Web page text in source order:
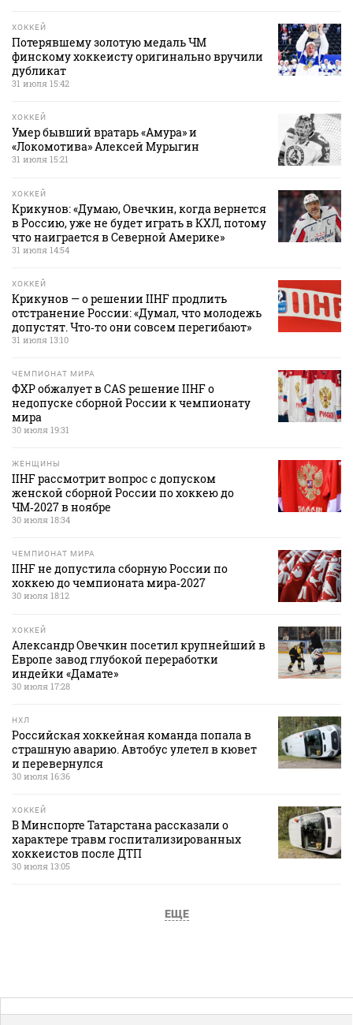
ХОККЕЙ
Потерявшему золотую медаль ЧМ
финскому хоккеисту оригинально вручили
дубликат
31 июля 15:42
ХОККЕЙ
Умер бывший вратарь «Амура» и
«Локомотива» Алексей Мурыгин
31 июля 15:21
ХОККЕЙ
Крикунов: «Думаю, Овечкин, когда вернется
в Россию, уже не будет играть в КХЛ, потому
что наиграется в Северной Америке»
31 июля 14:54
ХОККЕЙ
Крикунов — о решении IIHF продлить
отстранение России: «Думал, что молодежь
допустят. Что‑то они совсем перегибают»
31 июля 13:10
ЧЕМПИОНАТ МИРА
ФХР обжалует в CAS решение IIHF о
недопуске сборной России к чемпионату
мира
30 июля 19:31
ЖЕНЩИНЫ
IIHF рассмотрит вопрос с допуском
женской сборной России по хоккею до
ЧМ‑2027 в ноябре
30 июля 18:34
ЧЕМПИОНАТ МИРА
IIHF не допустила сборную России по
хоккею до чемпионата мира‑2027
30 июля 18:12
ХОККЕЙ
Александр Овечкин посетил крупнейший в
Европе завод глубокой переработки
индейки «Дамате»
30 июля 17:28
НХЛ
Российская хоккейная команда попала в
страшную аварию. Автобус улетел в кювет
и перевернулся
30 июля 16:36
ХОККЕЙ
В Минспорте Татарстана рассказали о
характере травм госпитализированных
хоккеистов после ДТП
30 июля 13:05
ЕЩЕ